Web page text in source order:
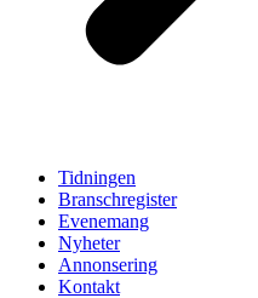
Tidningen
Branschregister
Evenemang
Nyheter
Annonsering
Kontakt